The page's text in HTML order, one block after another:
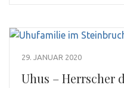
29. JANUAR 2020
Uhus – Herrscher